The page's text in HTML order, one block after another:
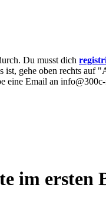
Du musst dich
gehe oben rechts
eine Email an
im ersten